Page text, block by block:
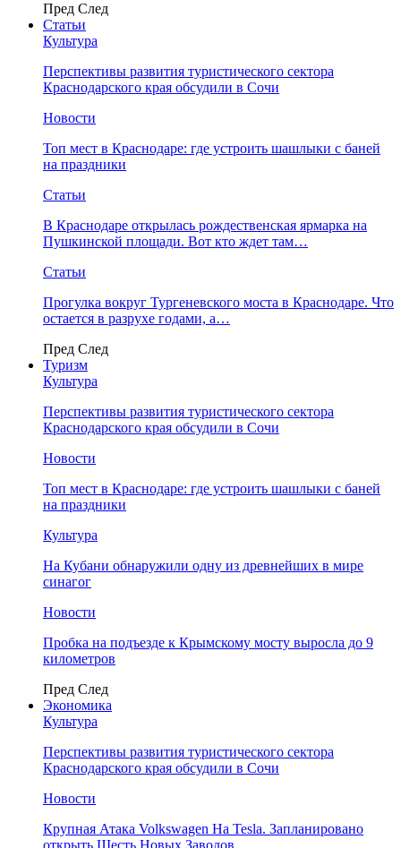
Пред След
Статьи
Культура
Перспективы развития туристического сектора
Краснодарского края обсудили в Сочи
Новости
Топ мест в Краснодаре: где устроить шашлыки с баней
на праздники
Статьи
В Краснодаре открылась рождественская ярмарка на
Пушкинской площади. Вот кто ждет там…
Статьи
Прогулка вокруг Тургеневского моста в Краснодаре. Что
остается в разрухе годами, а…
Пред След
Туризм
Культура
Перспективы развития туристического сектора
Краснодарского края обсудили в Сочи
Новости
Топ мест в Краснодаре: где устроить шашлыки с баней
на праздники
Культура
На Кубани обнаружили одну из древнейших в мире
синагог
Новости
Пробка на подъезде к Крымскому мосту выросла до 9
километров
Пред След
Экономика
Культура
Перспективы развития туристического сектора
Краснодарского края обсудили в Сочи
Новости
Крупная Атака Volkswagen На Tesla. Запланировано
открыть Шесть Новых Заводов